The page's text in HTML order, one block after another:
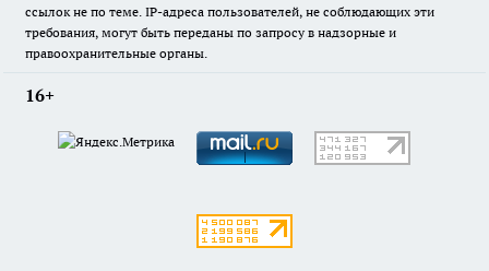
ссылок не по теме. IP-адреса пользователей, не соблюдающих эти
требования, могут быть переданы по запросу в надзорные и
правоохранительные органы.
16+